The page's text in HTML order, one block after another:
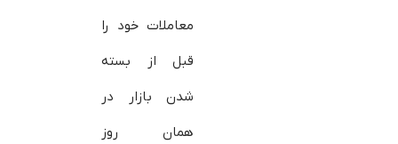
معاملات خود را
قبل از بسته
شدن بازار در
همان روز